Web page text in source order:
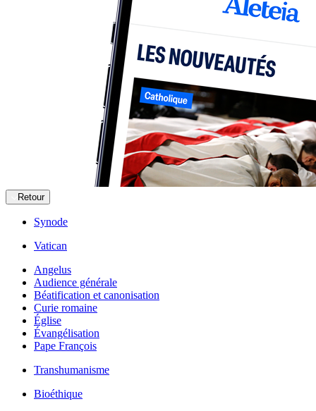
Retour
Synode
Vatican
Angelus
Audience générale
Béatification et canonisation
Curie romaine
Église
Évangélisation
Pape François
Transhumanisme
Bioéthique